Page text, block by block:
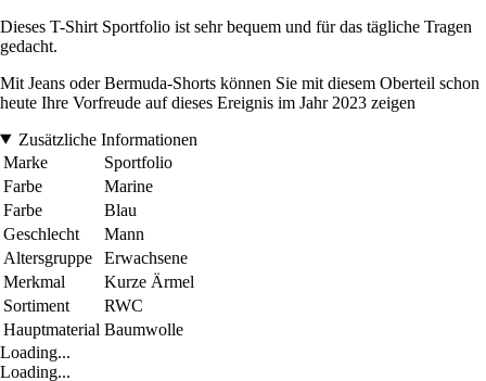
Dieses T-Shirt Sportfolio ist sehr bequem und für das tägliche Tragen
gedacht.
Mit Jeans oder Bermuda-Shorts können Sie mit diesem Oberteil schon
heute Ihre Vorfreude auf dieses Ereignis im Jahr 2023 zeigen
Zusätzliche Informationen
Marke
Sportfolio
Farbe
Marine
Farbe
Blau
Geschlecht
Mann
Altersgruppe
Erwachsene
Merkmal
Kurze Ärmel
Sortiment
RWC
Hauptmaterial Baumwolle
Loading...
Loading...